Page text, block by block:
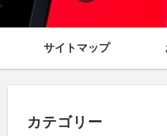
サイトマップ
カテゴリー